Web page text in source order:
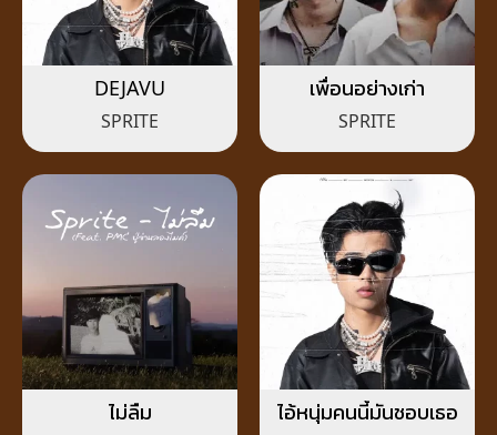
DEJAVU
SPRITE
เพื่อนอย่างเก่า
SPRITE
ไม่ลืม ไอ้หนุ่มคนนี้มันชอบเธอ